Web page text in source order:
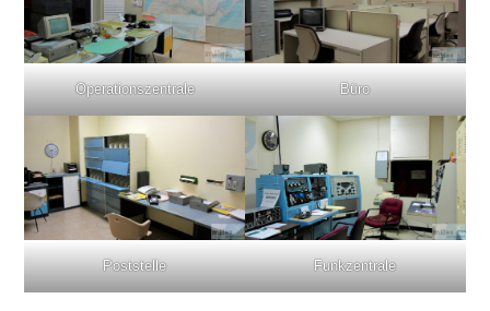
Operationszentrale Büro
Poststelle Funkzentrale